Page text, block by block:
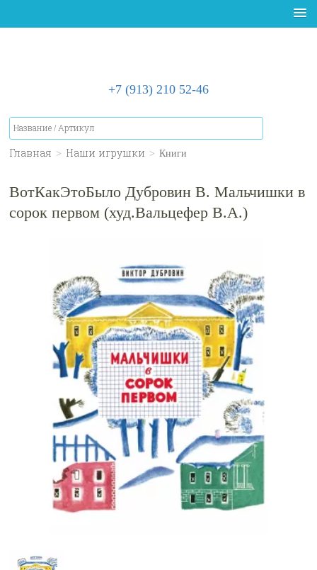
+7 (913) 210 52-46
Главная > Наши игрушки > Книги
ВотКакЭтоБыло Дубровин В. Мальчишки в
сорок первом (худ.Вальцефер В.А.)